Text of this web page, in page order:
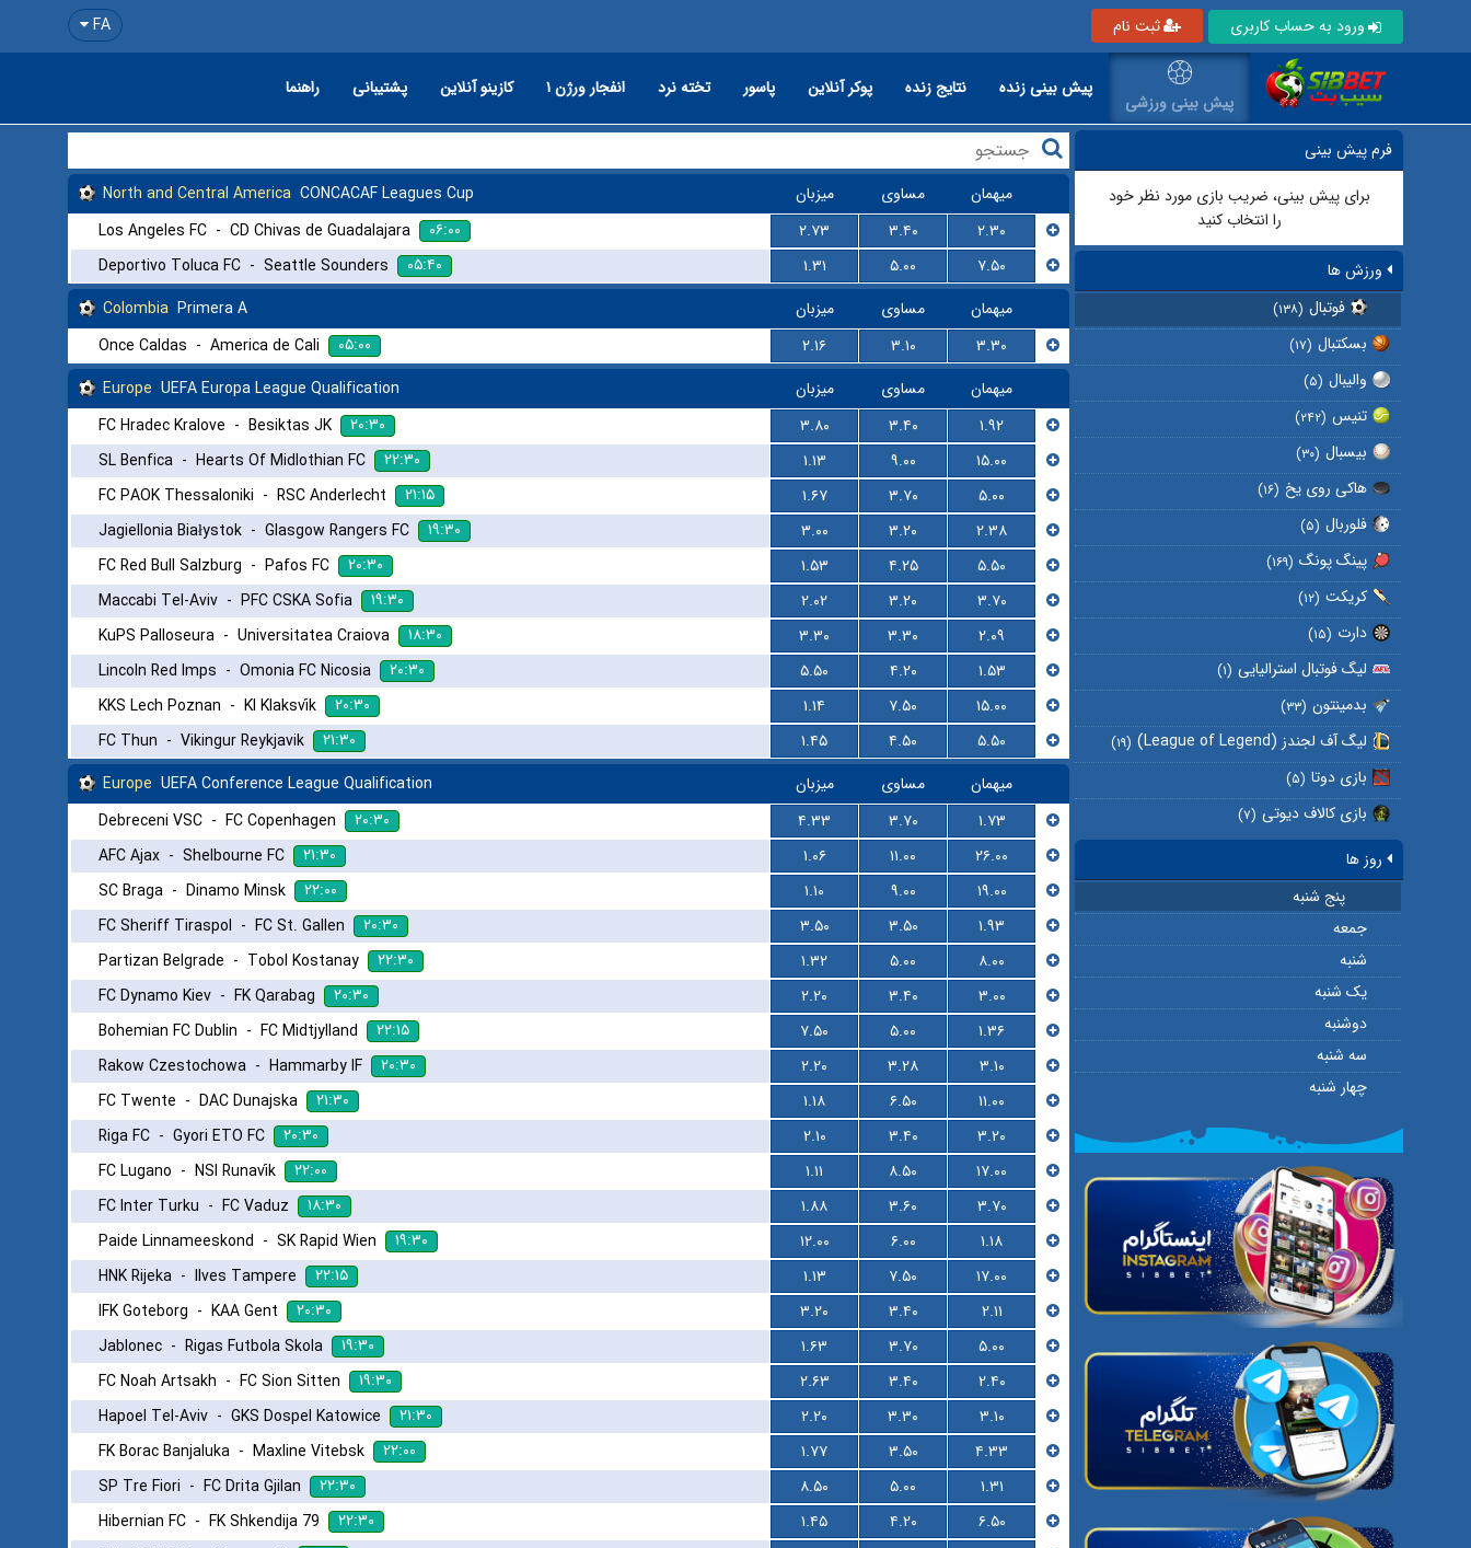
FA ورود به حساب کاربری ثبت نام
پیش بینی ورزشی
پیش بینی زنده نتایج زنده پوکر آنلاین پاسور تخته نرد انفجار ورژن ۱ کازینو آنلاین پشتیبانی راهنما
فرم پیش بینی
برای پیش بینی، ضریب بازی مورد نظر خود
را انتخاب کنید
ورزش ها
فوتبال (۱۳۸)
بسکتبال (۱۷)
والیبال (۵)
تنیس (۲۴۲)
بیسبال (۳۰)
هاکی روی یخ (۱۶)
فلوربال (۵)
پینگ پونگ (۱۶۹)
کریکت (۱۲)
دارت (۱۵)
لیگ فوتبال استرالیایی (۱)
بدمینتون (۳۳)
لیگ آف لجندز (League of Legend) (۱۹)
بازی دوتا (۵)
بازی کالاف دیوتی (۷)
روز ها
پنج شنبه
جمعه
شنبه
یک شنبه
دوشنبه
سه شنبه
چهار شنبه
North and Central America CONCACAF Leagues Cup میزبان مساوی
میهمان
Los Angeles FC - CD Chivas de Guadalajara ۰۶:۰۰ ۲.۷۳ ۳.۴۰
۲.۳۰
Deportivo Toluca FC - Seattle Sounders ۰۵:۴۰ ۱.۳۱ ۵.۰۰
۷.۵۰
Colombia Primera A میزبان مساوی
میهمان
Once Caldas - America de Cali ۰۵:۰۰ ۲.۱۶ ۳.۱۰
۳.۳۰
Europe UEFA Europa League Qualification میزبان مساوی
میهمان
FC Hradec Kralove - Besiktas JK ۲۰:۳۰ ۳.۸۰ ۳.۴۰
۱.۹۲
SL Benfica - Hearts Of Midlothian FC ۲۲:۳۰ ۱.۱۳ ۹.۰۰
۱۵.۰۰
FC PAOK Thessaloniki - RSC Anderlecht ۲۱:۱۵ ۱.۶۷ ۳.۷۰
۵.۰۰
Jagiellonia Białystok - Glasgow Rangers FC ۱۹:۳۰ ۳.۰۰ ۳.۲۰
۲.۳۸
FC Red Bull Salzburg - Pafos FC ۲۰:۳۰ ۱.۵۳ ۴.۲۵
۵.۵۰
Maccabi Tel-Aviv - PFC CSKA Sofia ۱۹:۳۰ ۲.۰۲ ۳.۲۰
۳.۷۰
KuPS Palloseura - Universitatea Craiova ۱۸:۳۰ ۳.۳۰ ۳.۳۰
۲.۰۹
Lincoln Red Imps - Omonia FC Nicosia ۲۰:۳۰ ۵.۵۰ ۴.۲۰
۱.۵۳
KKS Lech Poznan - KI Klaksvík ۲۰:۳۰ ۱.۱۴ ۷.۵۰
۱۵.۰۰
FC Thun - Vikingur Reykjavik ۲۱:۳۰ ۱.۴۵ ۴.۵۰
۵.۵۰
Europe UEFA Conference League Qualification میزبان مساوی
میهمان
Debreceni VSC - FC Copenhagen ۲۰:۳۰ ۴.۳۳ ۳.۷۰
۱.۷۳
AFC Ajax - Shelbourne FC ۲۱:۳۰ ۱.۰۶ ۱۱.۰۰
۲۶.۰۰
SC Braga - Dinamo Minsk ۲۲:۰۰ ۱.۱۰ ۹.۰۰
۱۹.۰۰
FC Sheriff Tiraspol - FC St. Gallen ۲۰:۳۰ ۳.۵۰ ۳.۵۰
۱.۹۳
Partizan Belgrade - Tobol Kostanay ۲۲:۳۰ ۱.۳۲ ۵.۰۰
۸.۰۰
FC Dynamo Kiev - FK Qarabag ۲۰:۳۰ ۲.۲۰ ۳.۴۰
۳.۰۰
Bohemian FC Dublin - FC Midtjylland ۲۲:۱۵ ۷.۵۰ ۵.۰۰
۱.۳۶
Rakow Czestochowa - Hammarby IF ۲۰:۳۰ ۲.۲۰ ۳.۲۸
۳.۱۰
FC Twente - DAC Dunajska ۲۱:۳۰ ۱.۱۸ ۶.۵۰
۱۱.۰۰
Riga FC - Gyori ETO FC ۲۰:۳۰ ۲.۱۰ ۳.۴۰
۳.۲۰
FC Lugano - NSI Runavík ۲۲:۰۰ ۱.۱۱ ۸.۵۰
۱۷.۰۰
FC Inter Turku - FC Vaduz ۱۸:۳۰ ۱.۸۸ ۳.۶۰
۳.۷۰
Paide Linnameeskond - SK Rapid Wien ۱۹:۳۰ ۱۲.۰۰ ۶.۰۰
۱.۱۸
HNK Rijeka - Ilves Tampere ۲۲:۱۵ ۱.۱۳ ۷.۵۰
۱۷.۰۰
IFK Goteborg - KAA Gent ۲۰:۳۰ ۳.۲۰ ۳.۴۰
۲.۱۱
Jablonec - Rigas Futbola Skola ۱۹:۳۰ ۱.۶۳ ۳.۷۰
۵.۰۰
FC Noah Artsakh - FC Sion Sitten ۱۹:۳۰ ۲.۶۳ ۳.۴۰
۲.۴۰
Hapoel Tel-Aviv - GKS Dospel Katowice ۲۱:۳۰ ۲.۲۰ ۳.۳۰
۳.۱۰
FK Borac Banjaluka - Maxline Vitebsk ۲۲:۰۰ ۱.۷۷ ۳.۵۰
۴.۳۳
SP Tre Fiori - FC Drita Gjilan ۲۲:۳۰ ۸.۵۰ ۵.۰۰
۱.۳۱
Hibernian FC - FK Shkendija 79 ۲۲:۳۰ ۱.۴۵ ۴.۲۰
۶.۵۰